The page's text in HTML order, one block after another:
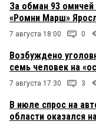
За обман 93
«Ромни Марш»
7 августа 18:00 0
Возбуждено
семь человек на
7 августа 17:30 3
В июле спрос на
области оказался